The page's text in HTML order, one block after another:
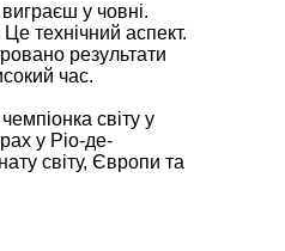
у човні.
технічний аспект.
результати
час.
світу у
у Ріо-де-
світу, Європи та